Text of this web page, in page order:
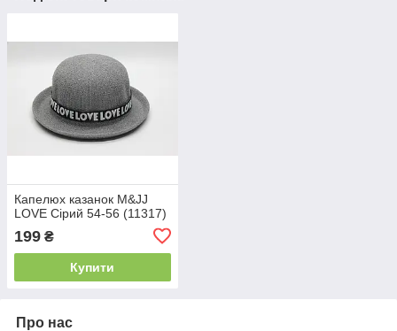
Капелюх казанок M&JJ
LOVE Сірий 54-56 (11317)
199 ₴
Купити
Про нас